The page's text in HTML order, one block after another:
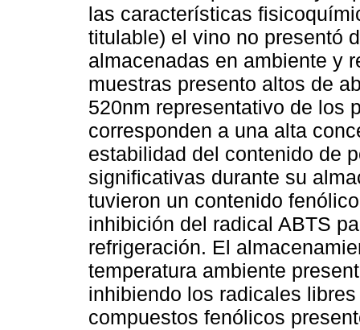
las características
titulable) el vino no presentó
almacenadas en ambiente y
muestras presento altos de
520nm representativo de los
corresponden a una alta
estabilidad del contenido de
significativas durante su
tuvieron un contenido
inhibición del radical ABTS
refrigeración. El
temperatura ambiente
inhibiendo los radicales
compuestos fenólicos